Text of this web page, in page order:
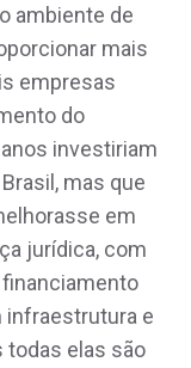
ambiente de
mais
empresas
do
investiriam
mas que
em
jurídica, com
infraestrutura e
elas são